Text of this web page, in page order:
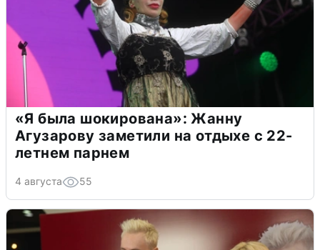
«Я была шокирована»: Жанну
Агузарову заметили на отдыхе с 22-
летнем парнем
4 августа 55